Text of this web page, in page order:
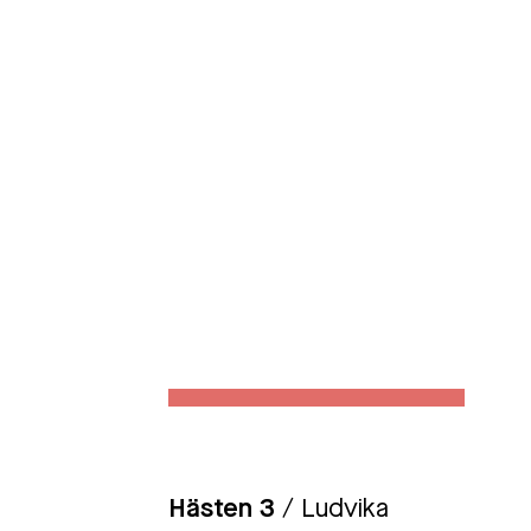
Hästen 3 / Ludvika